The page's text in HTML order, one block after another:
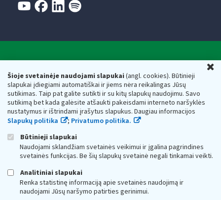
Šioje svetainėje naudojami slapukai(angl. cookies). Būtinieji
slapukai įdiegiami automatiškai ir jiems nėra reikalingas Jūsų
sutikimas. Taip pat galite sutikti ir su kitų slapukų naudojimu. Savo
sutikimą bet kada galėsite atšaukti pakeisdami interneto naršyklės
nustatymus ir ištrindami įrašytus slapukus. Daugiau informacijos
Slapukų politika
; Privatumo politika.
Būtinieji slapukai
Naudojami sklandžiam svetainės veikimui ir įgalina pagrindines
svetainės funkcijas. Be šių slapukų svetainė negali tinkamai veikti.
Analitiniai slapukai
Renka statistinę informaciją apie svetainės naudojimą ir
naudojami Jūsų naršymo patirties gerinimui.
Valstybinė mokesčių inspekcija prie Lietuvos
Respublikos finansų ministerijos
Biudžetinė įstaiga. Juridinio asmens kodas — 188659752,
adresas: Vasario 16-osios g. 14, 01107 Vilnius, Lietuva, el.paštas:
vmi@vmi.lt, E. pristatymo dėžutės adresas 188659752
Duomenys apie Valstybinę mokesčių inspekciją prie Lietuvos
Respublikos finansų ministerijos kaupiami ir saugomi Juridinių